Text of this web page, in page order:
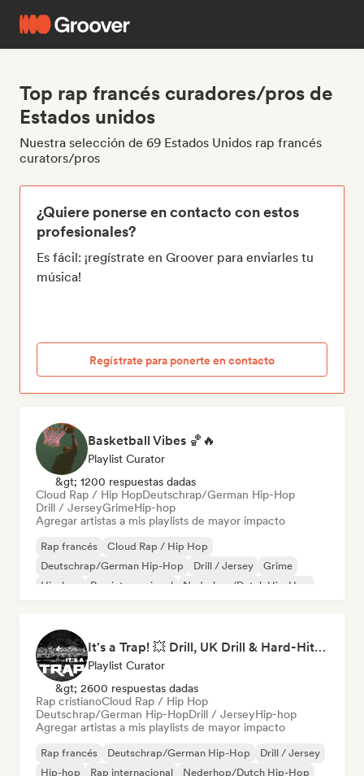
Top rap francés curadores/pros de
Estados unidos
Nuestra selección de 69 Estados Unidos rap francés
curators/pros
¿Quiere ponerse en contacto con estos
profesionales?
Es fácil: ¡regístrate en Groover para enviarles tu
música!
Regístrate para ponerte en contacto
Basketball Vibes 🏀🔥
Playlist Curator
&gt; 1200 respuestas dadas
Cloud Rap / Hip HopDeutschrap/German Hip-Hop
Drill / JerseyGrimeHip-hop
Agregar artistas a mis playlists de mayor impacto
Rap francés
Cloud Rap / Hip Hop
Deutschrap/German Hip-Hop
Drill / Jersey
Grime
Hip-hop
Rap internacional Nederhop/Dutch Hip-Hop
It's a Trap! 💥 Drill, UK Drill & Hard-Hitting Trap
Playlist Curator
&gt; 2600 respuestas dadas
Rap cristianoCloud Rap / Hip Hop
Deutschrap/German Hip-HopDrill / JerseyHip-hop
Agregar artistas a mis playlists de mayor impacto
Rap francés Deutschrap/German Hip-Hop
Drill / Jersey
Hip-hop
Rap internacional
Nederhop/Dutch Hip-Hop